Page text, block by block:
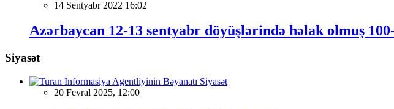
14 Sentyabr 2022 16:02
Azərbaycan 12-13 sentyabr döyüşlərində həlak olmuş
Siyasət
Siyasət
20 Fevral 2025, 12:00